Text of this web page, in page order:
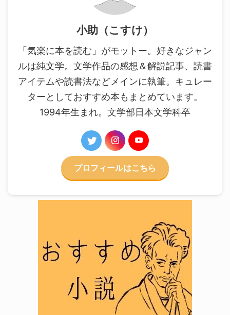
小助（こすけ）
「気楽に本を読む」がモットー。好きなジャン
ルは純文学。文学作品の感想＆解説記事、読書
アイテムや読書法などメインに執筆。キュレー
ターとしておすすめ本もまとめています。
1994年生まれ。文学部日本文学科卒
プロフィールはこちら